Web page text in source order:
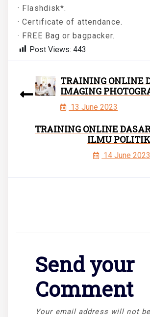
· Flashdisk*.
· Certificate of attendance.
· FREE Bag or bagpacker.
Post Views: 443
TRAINING ONLINE
IMAGING
13 June 2023
TRAINING ONLINE
ILMU POLITIK
14 June 2023
Send your
Comment
Your email address will not be